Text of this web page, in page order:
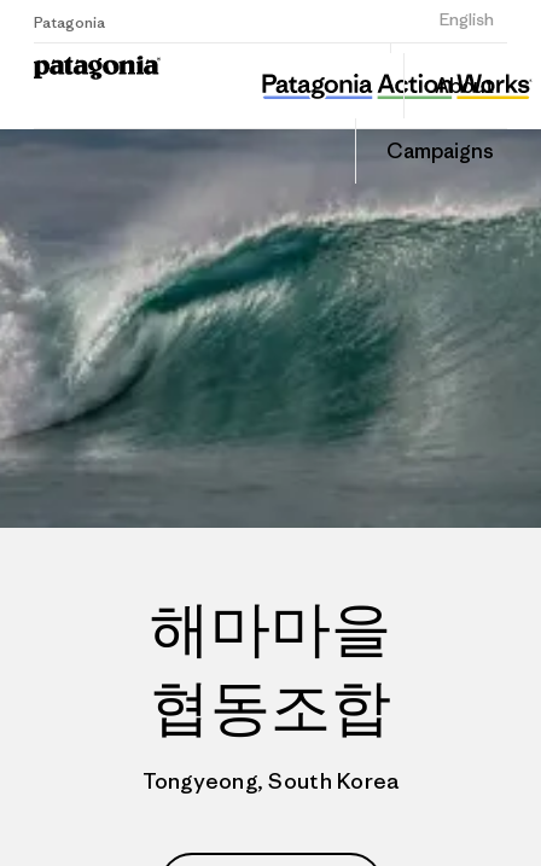
Patagonia English
Sign Up
About
Campaigns
해마마을협동조합
Share
this
Share
on
해마마을
협동조합
Tongyeong, South Korea